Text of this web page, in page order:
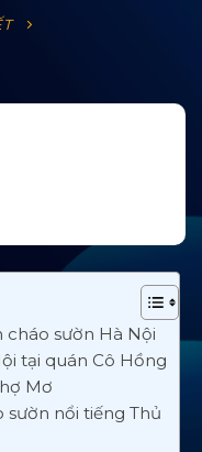
cháo sườn Hà Nội
tại quán Cô Hồng
Mơ
sườn nổi tiếng Thủ